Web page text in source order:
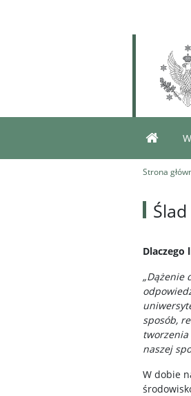
Strona
Dlaczego
„Dążenie
sposób,
tworzenia
naszej
W dobie